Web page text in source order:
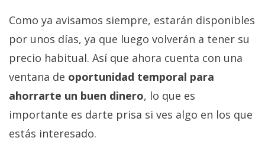
Como ya avisamos siempre, estarán disponibles
por unos días, ya que luego volverán a tener su
precio habitual. Así que ahora cuenta con una
ventana de oportunidad temporal para
ahorrarte un buen dinero, lo que es
importante es darte prisa si ves algo en los que
estás interesado.